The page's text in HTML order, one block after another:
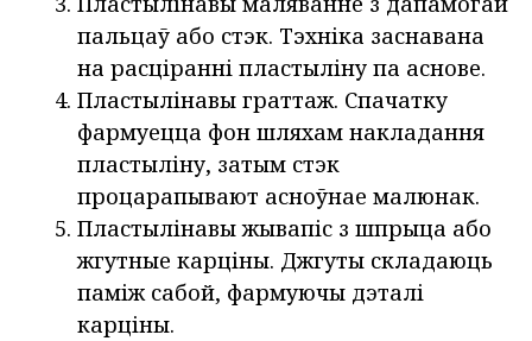
пальцаў або стэк. Тэхніка заснавана
на расціранні пластыліну па аснове.
Пластылінавы граттаж. Спачатку
фармуецца фон шляхам накладання
пластыліну, затым стэк
процарапывают асноўнае малюнак.
Пластылінавы жывапіс з шпрыца або
жгутные карціны. Джгуты складаюць
паміж сабой, фармуючы дэталі
карціны.